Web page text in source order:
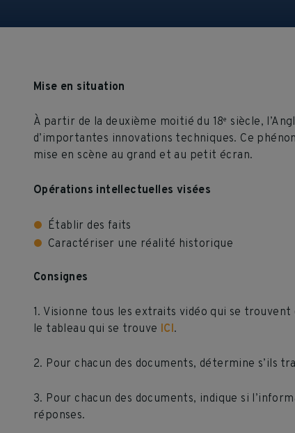
Mise en situation
À partir de la deuxième moitié du 18e siècle,
d’importantes innovations techniques. Ce
mise en scène au grand et au petit écran.
Opérations intellectuelles visées
Établir des faits
Caractériser une réalité historique
Consignes
1. Visionne tous les extraits vidéo qui se
le tableau qui se trouve ICI.
2. Pour chacun des documents, détermine s’ils
3. Pour chacun des documents, indique si
réponses.